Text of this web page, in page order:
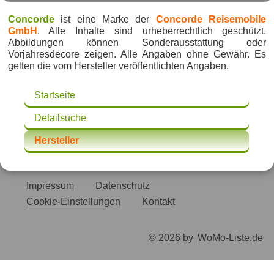
Concordeist eine Marke der Concorde Reisemobile
GmbH . Alle Inhalte sind urheberrechtlich geschützt.
Abbildungen können Sonderausstattung oder
Vorjahresdecore zeigen. Alle Angaben ohne Gewähr. Es
gelten die vom Hersteller veröffentlichten Angaben.
Startseite
Detailsuche
Hersteller
Impressum
Datenschutz
Cookie-Einstellungen
Kontakt
© 2026 by WoMo-Liste.de